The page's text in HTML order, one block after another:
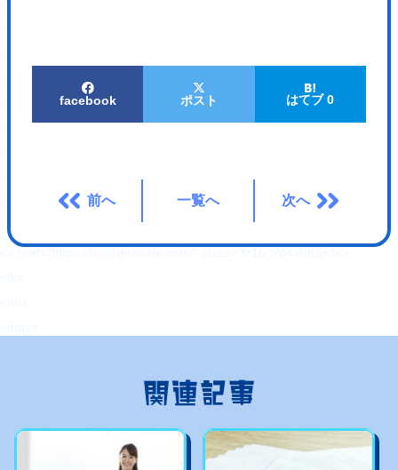
facebook ポスト はてブ 0
前へ 一覧へ 次へ
関連記事
<a href="https://hajimecreate.com/" class="fz16">ABOUT US</a>
<a href="https://hajimecreate.com/" class="fz16">SERVICE</a>
<li>
<div class="topKey-box">
<h1 class="topKey-ttl">